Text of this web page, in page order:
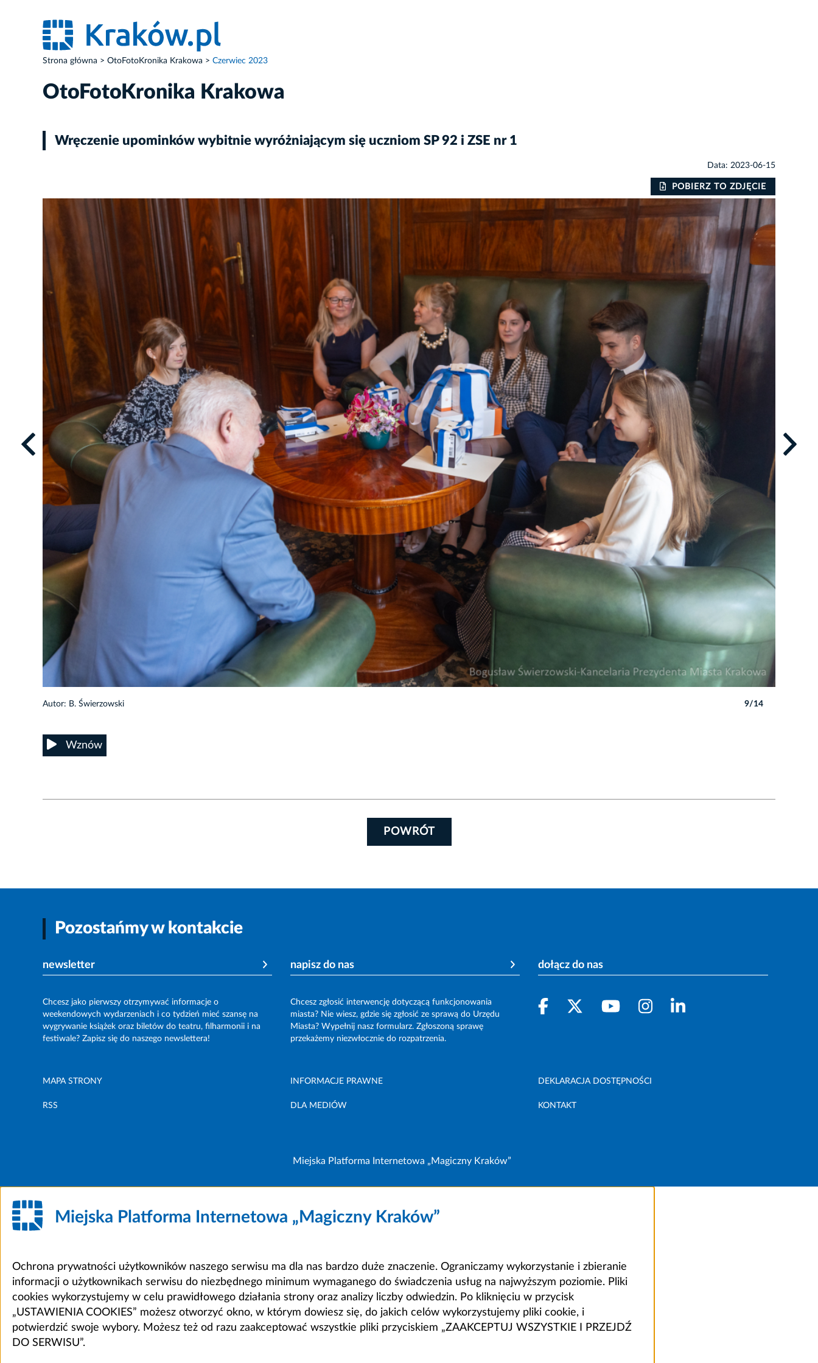
Strona główna OtoFotoKronika Krakowa Czerwiec 2023
OtoFotoKronika Krakowa
Wręczenie upominków wybitnie wyróżniającym się uczniom SP 92 i ZSE nr 1
Data: 2023-06-15
POBIERZ TO ZDJĘCIE
Autor: B. Świerzowski 9/14
Wznów
POWRÓT
Pozostańmy w kontakcie
newsletter
Chcesz jako pierwszy otrzymywać informacje o
weekendowych wydarzeniach i co tydzień mieć szansę na
wygrywanie książek oraz biletów do teatru, filharmonii i na
festiwale? Zapisz się do naszego newslettera!
napisz do nas
Chcesz zgłosić interwencję dotyczącą funkcjonowania
miasta? Nie wiesz, gdzie się zgłosić ze sprawą do Urzędu
Miasta? Wypełnij nasz formularz. Zgłoszoną sprawę
przekażemy niezwłocznie do rozpatrzenia.
dołącz do nas
MAPA STRONY INFORMACJE PRAWNE DEKLARACJA DOSTĘPNOŚCI
RSS DLA MEDIÓW KONTAKT
Miejska Platforma Internetowa „Magiczny Kraków”
Miejska Platforma Internetowa „Magiczny Kraków”
Ochrona prywatności użytkowników naszego serwisu ma dla nas bardzo duże znaczenie. Ograniczamy wykorzystanie i zbieranie
informacji o użytkownikach serwisu do niezbędnego minimum wymaganego do świadczenia usług na najwyższym poziomie. Pliki
cookies wykorzystujemy w celu prawidłowego działania strony oraz analizy liczby odwiedzin. Po kliknięciu w przycisk
„USTAWIENIA COOKIES” możesz otworzyć okno, w którym dowiesz się, do jakich celów wykorzystujemy pliki cookie, i
potwierdzić swoje wybory. Możesz też od razu zaakceptować wszystkie pliki przyciskiem „ZAAKCEPTUJ WSZYSTKIE I PRZEJDŹ
DO SERWISU”.